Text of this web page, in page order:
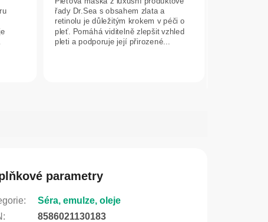
řady Dr.Sea s obsahem zlata a
retinolu je důležitým krokem v péči o
pleť. Pomáhá viditelně zlepšit vzhled
pleti a podporuje její přirozené...
parametry
:
Séra, emulze, oleje
: 8586021130183